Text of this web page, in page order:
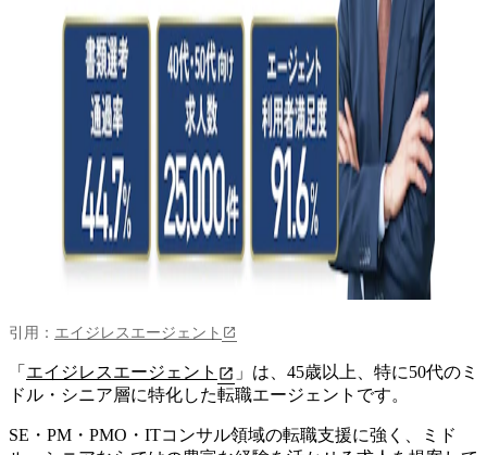
引用： エイジレスエージェント
「 エイジレスエージェント
」は、45歳以上、特に50代のミ
ドル・シニア層に特化した転職エージェントです。
SE・PM・PMO・ITコンサル領域の転職支援に強く、
ミド